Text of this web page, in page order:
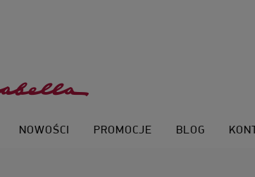
NOWOŚCI PROMOCJE BLOG